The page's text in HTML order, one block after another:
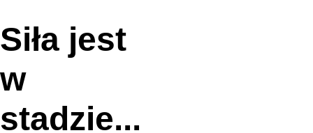
Siła jest
w
stadzie...